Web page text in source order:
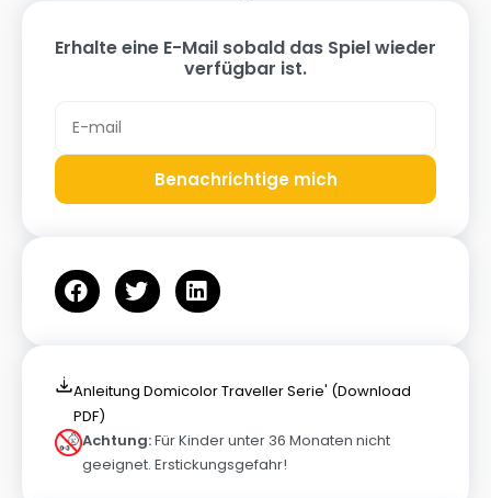
Erhalte eine E-Mail sobald das Spiel wieder
verfügbar ist.
Benachrichtige mich
Anleitung Domicolor Traveller Serie' (Download
PDF)
Achtung:Für Kinder unter 36 Monaten nicht
geeignet. Erstickungsgefahr!